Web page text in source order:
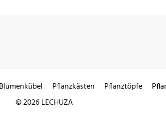
Blumenkübel Pflanzkästen Pflanztöpfe
© 2026 LECHUZA